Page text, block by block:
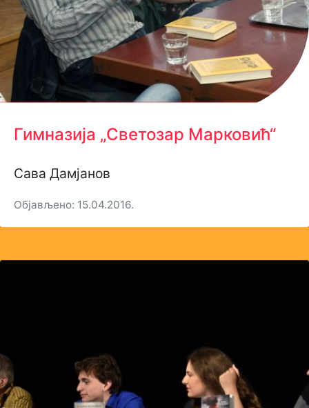
Гимназија „Светозар Марковић“
Сава Дамјанов
Објављено: 15.04.2016.